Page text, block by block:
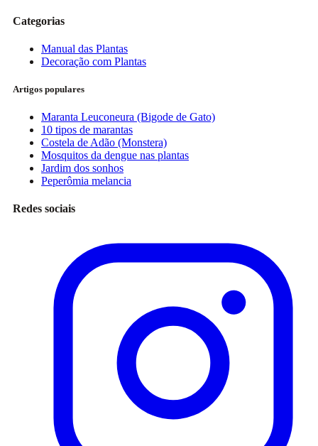
Categorias
Manual das Plantas
Decoração com Plantas
Artigos populares
Maranta Leuconeura (Bigode de Gato)
10 tipos de marantas
Costela de Adão (Monstera)
Mosquitos da dengue nas plantas
Jardim dos sonhos
Peperômia melancia
Redes sociais